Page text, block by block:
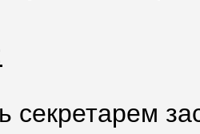
секретарем